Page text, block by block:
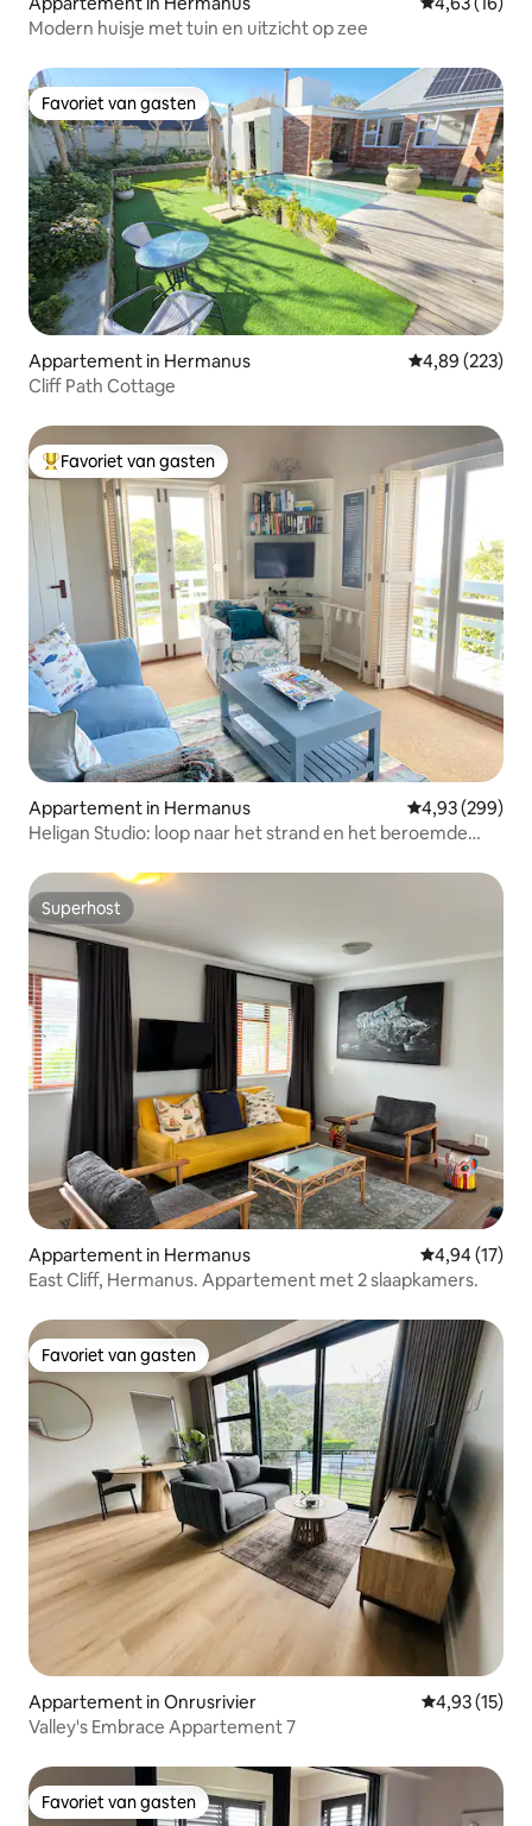
Modern huisje met tuin en uitzicht op zee
Favoriet van gasten
Favoriet van gasten
Appartement in Hermanus Gemiddelde
4,89 (223)
Cliff Path Cottage
Topfavoriet van gasten
Favoriet van gasten
Appartement in Hermanus Gemiddelde
4,93 (299)
Heligan Studio: loop naar het strand en het beroemde
Superhost
Superhost
Appartement in Hermanus Gemiddelde
4,94 (17)
East Cliff, Hermanus. Appartement met 2 slaapkamers.
Favoriet van gasten
Favoriet van gasten
Appartement in Onrusrivier Gemiddelde
4,93 (15)
Valley's Embrace Appartement 7
Favoriet van gasten
Favoriet van gasten